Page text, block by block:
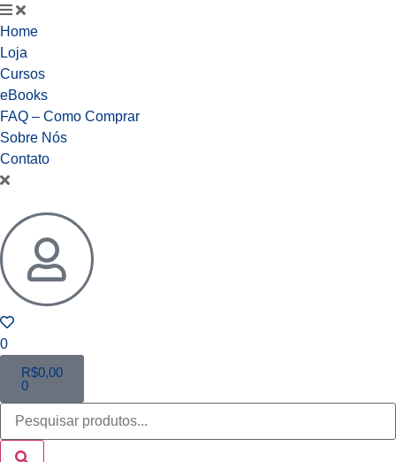
Home
Loja
Cursos
eBooks
FAQ – Como Comprar
Sobre Nós
Contato
0
R$0,00
0